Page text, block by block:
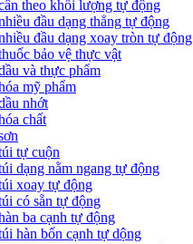
theo khối lượng tự động
đầu dạng thẳng tự động
đầu dạng xoay tròn tự động
bảo vệ thực vật
và thực phẩm
mỹ phẩm
nhớt
chất
tự cuộn
dạng nằm ngang tự động
xoay tự động
có sẵn tự động
ba cạnh tự động
hàn bốn cạnh tự dộng